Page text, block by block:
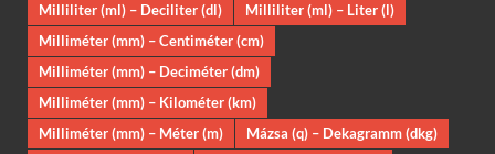
Milliliter (ml) – Deciliter (dl)
Milliliter (ml) – Liter (l)
Milliméter (mm) – Centiméter (cm)
Milliméter (mm) – Deciméter (dm)
Milliméter (mm) – Kilométer (km)
Milliméter (mm) – Méter (m)
Mázsa (q) – Dekagramm (dkg)